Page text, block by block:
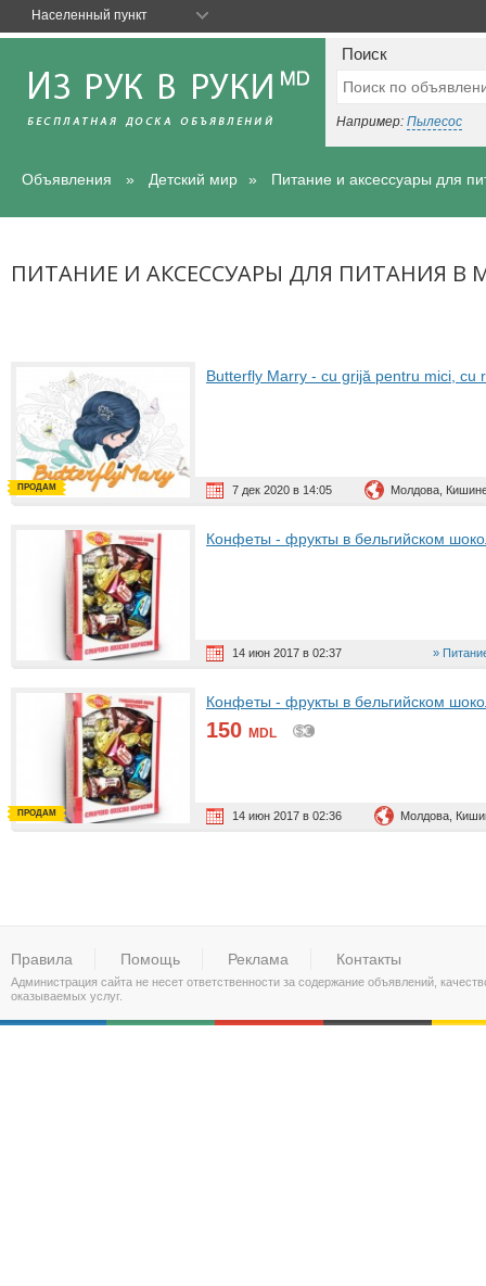
Поиск
Например: Пылесос
Объявления Детский мир Питание и аксессуары для
ПИТАНИЕ И АКСЕССУАРЫ ДЛЯ ПИТАНИЯ В
Butterfly Marry - cu grijă pentru mici, cu
7 дек 2020 в 14:05 Молдова,
ПРОДАМ
Конфеты - фрукты в бельгийском
14 июн 2017 в 02:37
Конфеты - фрукты в бельгийском
150 MDL
14 июн 2017 в 02:36 Молдова,
ПРОДАМ
Правила Помощь Реклама Контакты
Администрация сайта не несет ответственности за содержание объявлений,
оказываемых услуг.
Населенный пункт